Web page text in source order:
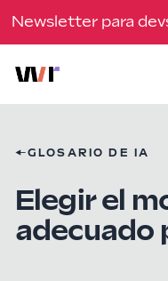
Newsletter para
←GLOSARIO DE IA
Elegir el
adecuado